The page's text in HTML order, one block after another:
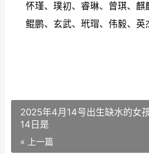
怀瑾、璞初、睿琳、曾琪、麒
鲲鹏、玄武、玳瑁、 伟毅、英
2025年4月14号出生缺水的女
14日是
« 上一篇